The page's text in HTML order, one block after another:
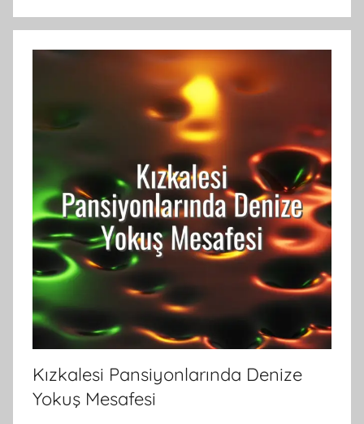
Kızkalesi Pansiyonlarında Denize
Yokuş Mesafesi